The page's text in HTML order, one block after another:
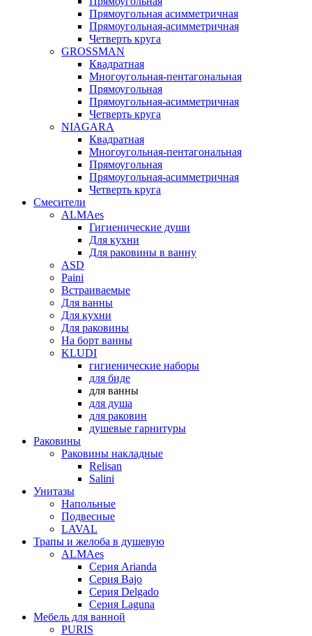
Прямоугольная асимметричная
Прямоугольная-асимметричная
Четверть круга
GROSSMAN
Квадратная
Многоугольная-пентагональная
Прямоугольная
Прямоугольная-асимметричная
Четверть круга
NIAGARA
Квадратная
Многоугольная-пентагональная
Прямоугольная
Прямоугольная-асимметричная
Четверть круга
Смесители
ALMAes
Гигиенические души
Для кухни
Для раковины в ванну
ASD
Paini
Встраиваемые
Для ванны
Для кухни
Для раковины
На борт ванны
KLUDI
гигиенические наборы
для биде
для ванны
для душа
для раковин
душевые гарнитуры
Раковины
Раковины накладные
Relisan
Salini
Унитазы
Напольные
Подвесные
LAVAL
Трапы и желоба в душевую
ALMAes
Серия Arianda
Серия Bajo
Серия Delgado
Серия Laguna
Мебель для ванной
PURIS